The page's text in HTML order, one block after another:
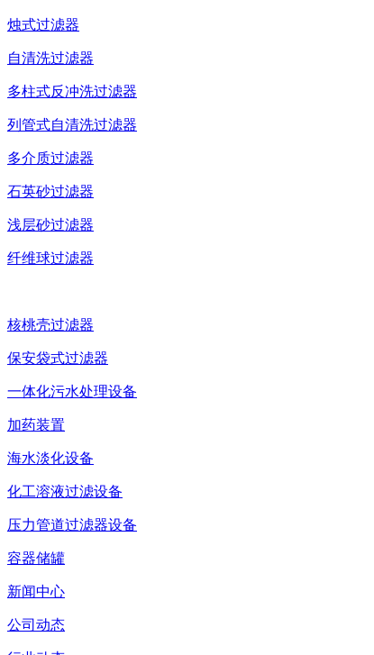
烛式过滤器
自清洗过滤器
多柱式反冲洗过滤器
列管式自清洗过滤器
多介质过滤器
石英砂过滤器
浅层砂过滤器
纤维球过滤器
核桃壳过滤器
保安袋式过滤器
一体化污水处理设备
加药装置
海水淡化设备
化工溶液过滤设备
压力管道过滤器设备
容器储罐
新闻中心
公司动态